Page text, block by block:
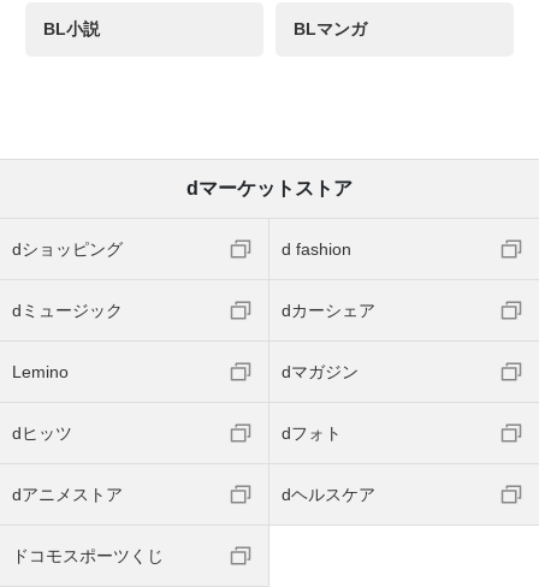
BL小説 BLマンガ
dマーケットストア
dショッピング d fashion
dミュージック dカーシェア
Lemino dマガジン
dヒッツ dフォト
dアニメストア dヘルスケア
ドコモスポーツくじ